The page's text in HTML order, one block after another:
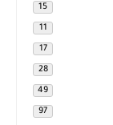
15
11
17
28
49
97